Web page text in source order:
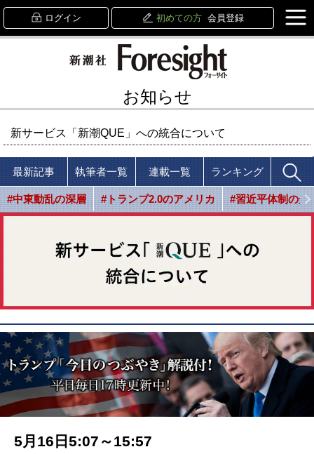
ログイン 初めての方 会員登録
お知らせ
新サービス「新潮QUE」への統合について
最新記事 執筆者一覧 連載一覧 ランキング
#中東動乱の深層 #トランプ2.0のアメリカ #習近平体制の光
5月16日5:07～15:57